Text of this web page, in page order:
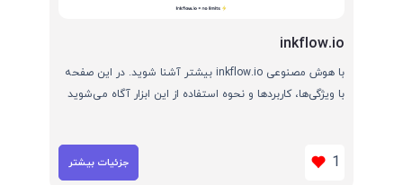
inkflow.io
با هوش مصنوعی inkflow.io بیشتر آشنا شوید. در این صفحه
با ویژگی‌ها، کاربردها و نحوه استفاده از این ابزار آگاه می‌شوید
1 جزئیات بیشتر